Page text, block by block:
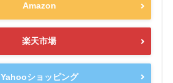
Amazon
楽天市場
Yahooショッピング